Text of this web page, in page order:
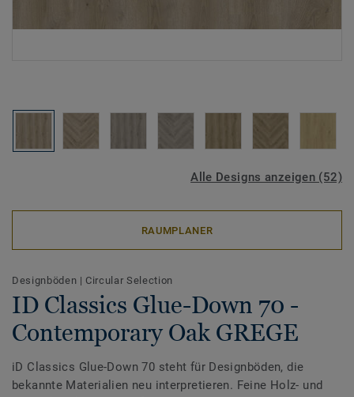
Alle Designs anzeigen (52)
RAUMPLANER
Designböden | Circular Selection
ID Classics Glue-Down 70 -
Contemporary Oak GREGE
iD Classics Glue-Down 70 steht für Designböden, die
bekannte Materialien neu interpretieren. Feine Holz- und